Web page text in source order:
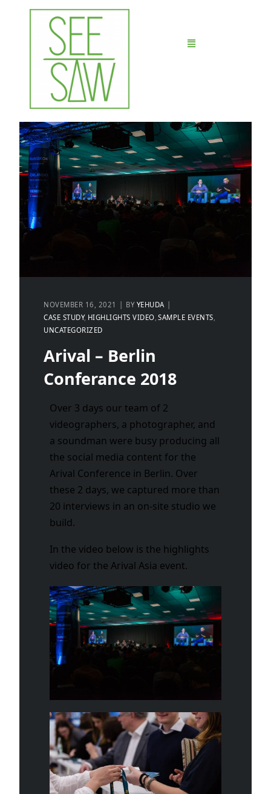
NOVEMBER 16, 2021 BY YEHUDA
CASE STUDY HIGHLIGHTS VIDEO SAMPLE EVENTS
UNCATEGORIZED
Arival – Berlin
Conferance 2018
Over 3 days our team of 2
videographers, a photographer, and
a soundman were busy producing all
the social media content for the
Arival Conference in Berlin. Over
these 2 days, we captured more than
20 interviews in an on-site studio we
build.
In the video below is the highlights
video for the Arival Asia event.